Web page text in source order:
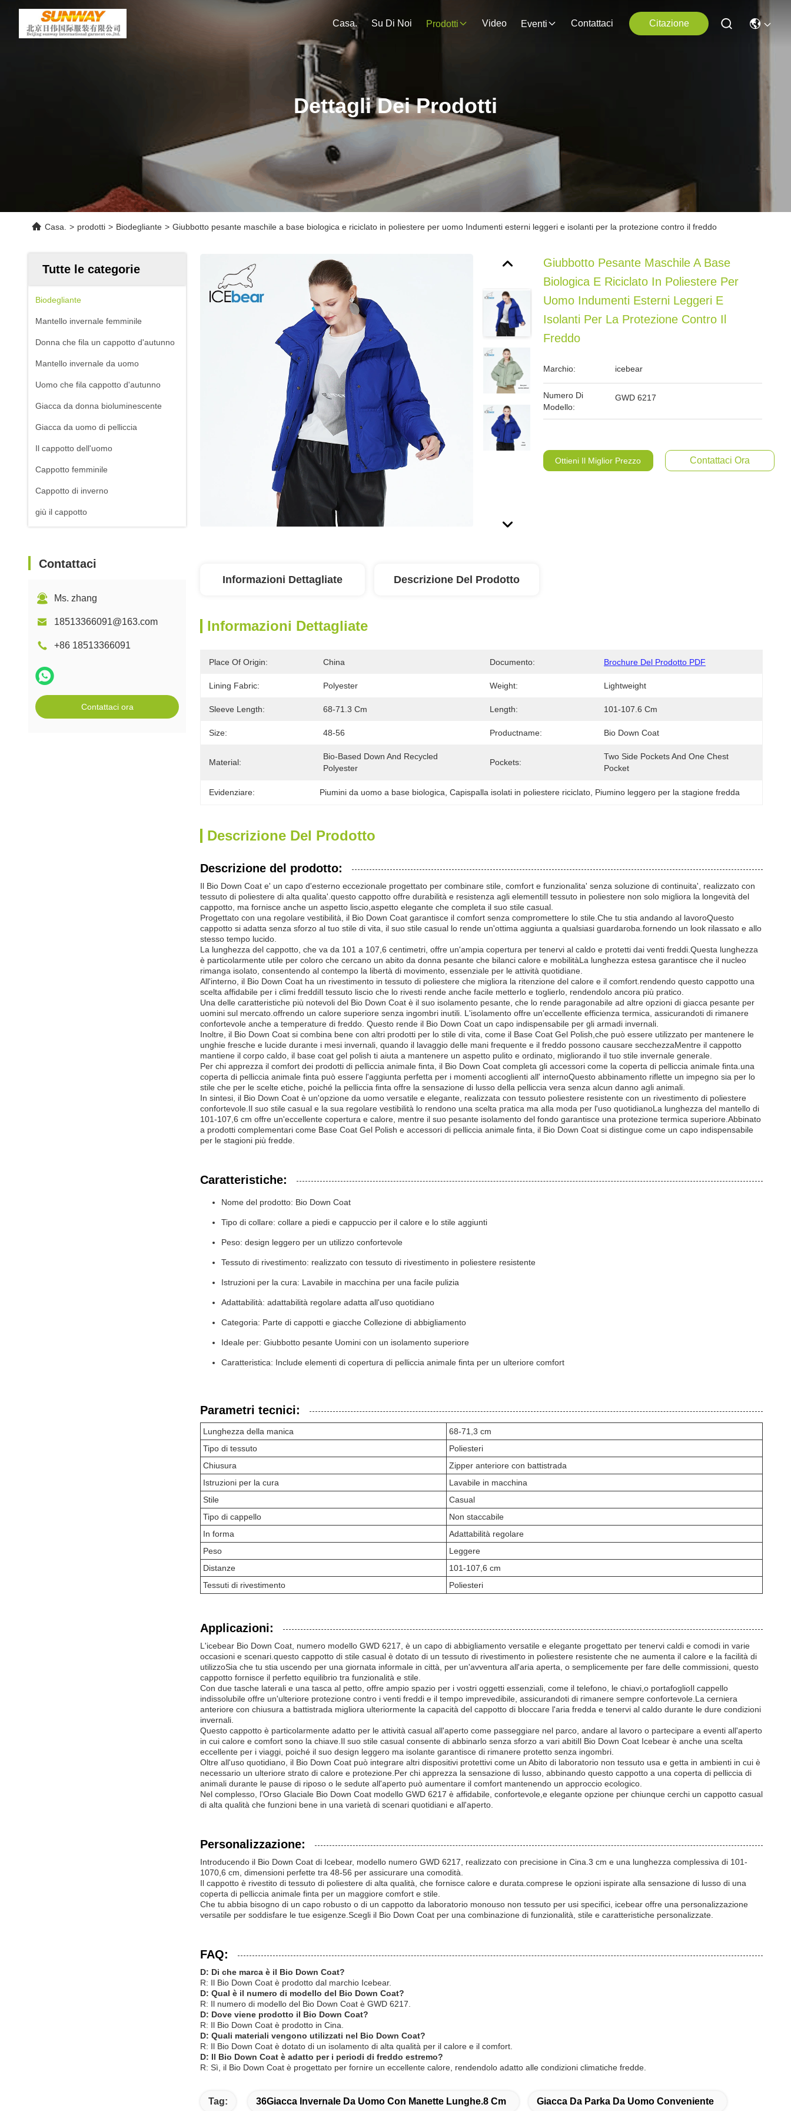
Casa. Su Di Noi Prodotti Video Eventi Contattaci Citazione
Dettagli Dei Prodotti
Casa. > prodotti > Biodegliante > Giubbotto pesante maschile a base biologica e riciclato in poliestere per uomo Indumenti esterni leggeri e isolanti per la protezione contro il freddo
Tutte le categorie
Biodegliante
Mantello invernale femminile
Donna che fila un cappotto d'autunno
Mantello invernale da uomo
Uomo che fila cappotto d'autunno
Giacca da donna bioluminescente
Giacca da uomo di pelliccia
Il cappotto dell'uomo
Cappotto femminile
Cappotto di inverno
giù il cappotto
Contattaci
Ms. zhang
18513366091@163.com
+86 18513366091
Contattaci ora
Giubbotto Pesante Maschile A Base
Biologica E Riciclato In Poliestere Per
Uomo Indumenti Esterni Leggeri E
Isolanti Per La Protezione Contro Il
Freddo
Marchio: icebear
Numero Di
Modello:
GWD 6217
Ottieni Il Miglior Prezzo Contattaci Ora
Informazioni Dettagliate Descrizione Del Prodotto
Informazioni Dettagliate
Place Of Origin: China Documento: Brochure Del Prodotto PDF
Lining Fabric: Polyester Weight: Lightweight
Sleeve Length: 68-71.3 Cm Length: 101-107.6 Cm
Size: 48-56 Productname: Bio Down Coat
Material:
Bio-Based Down And Recycled
Polyester
Pockets:
Two Side Pockets And One Chest
Pocket
Evidenziare: Piumini da uomo a base biologica , Capispalla isolati in poliestere riciclato Piumino leggero per la stagione fredda
Descrizione Del Prodotto
Descrizione del prodotto:
Il Bio Down Coat e' un capo d'esterno eccezionale progettato per combinare stile, comfort e funzionalita' senza soluzione di continuita', realizzato con
tessuto di poliestere di alta qualita'.questo cappotto offre durabilità e resistenza agli elementiIl tessuto in poliestere non solo migliora la longevità del
cappotto, ma fornisce anche un aspetto liscio,aspetto elegante che completa il suo stile casual.
Progettato con una regolare vestibilità, il Bio Down Coat garantisce il comfort senza compromettere lo stile.Che tu stia andando al lavoroQuesto
cappotto si adatta senza sforzo al tuo stile di vita, il suo stile casual lo rende un'ottima aggiunta a qualsiasi guardaroba.fornendo un look rilassato e allo
stesso tempo lucido.
La lunghezza del cappotto, che va da 101 a 107,6 centimetri, offre un'ampia copertura per tenervi al caldo e protetti dai venti freddi.Questa lunghezza
è particolarmente utile per coloro che cercano un abito da donna pesante che bilanci calore e mobilitàLa lunghezza estesa garantisce che il nucleo
rimanga isolato, consentendo al contempo la libertà di movimento, essenziale per le attività quotidiane.
All'interno, il Bio Down Coat ha un rivestimento in tessuto di poliestere che migliora la ritenzione del calore e il comfort.rendendo questo cappotto una
scelta affidabile per i climi freddiIl tessuto liscio che lo rivesti rende anche facile metterlo e toglierlo, rendendolo ancora più pratico.
Una delle caratteristiche più notevoli del Bio Down Coat è il suo isolamento pesante, che lo rende paragonabile ad altre opzioni di giacca pesante per
uomini sul mercato.offrendo un calore superiore senza ingombri inutili. L'isolamento offre un'eccellente efficienza termica, assicurandoti di rimanere
confortevole anche a temperature di freddo. Questo rende il Bio Down Coat un capo indispensabile per gli armadi invernali.
Inoltre, il Bio Down Coat si combina bene con altri prodotti per lo stile di vita, come il Base Coat Gel Polish,che può essere utilizzato per mantenere le
unghie fresche e lucide durante i mesi invernali, quando il lavaggio delle mani frequente e il freddo possono causare secchezzaMentre il cappotto
mantiene il corpo caldo, il base coat gel polish ti aiuta a mantenere un aspetto pulito e ordinato, migliorando il tuo stile invernale generale.
Per chi apprezza il comfort dei prodotti di pelliccia animale finta, il Bio Down Coat completa gli accessori come la coperta di pelliccia animale finta.una
coperta di pelliccia animale finta può essere l'aggiunta perfetta per i momenti accoglienti all' internoQuesto abbinamento riflette un impegno sia per lo
stile che per le scelte etiche, poiché la pelliccia finta offre la sensazione di lusso della pelliccia vera senza alcun danno agli animali.
In sintesi, il Bio Down Coat è un'opzione da uomo versatile e elegante, realizzata con tessuto poliestere resistente con un rivestimento di poliestere
confortevole.Il suo stile casual e la sua regolare vestibilità lo rendono una scelta pratica ma alla moda per l'uso quotidianoLa lunghezza del mantello di
101-107,6 cm offre un'eccellente copertura e calore, mentre il suo pesante isolamento del fondo garantisce una protezione termica superiore.Abbinato
a prodotti complementari come Base Coat Gel Polish e accessori di pelliccia animale finta, il Bio Down Coat si distingue come un capo indispensabile
per le stagioni più fredde.
Caratteristiche:
Nome del prodotto: Bio Down Coat
Tipo di collare: collare a piedi e cappuccio per il calore e lo stile aggiunti
Peso: design leggero per un utilizzo confortevole
Tessuto di rivestimento: realizzato con tessuto di rivestimento in poliestere resistente
Istruzioni per la cura: Lavabile in macchina per una facile pulizia
Adattabilità: adattabilità regolare adatta all'uso quotidiano
Categoria: Parte di cappotti e giacche Collezione di abbigliamento
Ideale per: Giubbotto pesante Uomini con un isolamento superiore
Caratteristica: Include elementi di copertura di pelliccia animale finta per un ulteriore comfort
Parametri tecnici:
Lunghezza della manica
68-71,3 cm
Tipo di tessuto
Poliesteri
Chiusura
Zipper anteriore con battistrada
Istruzioni per la cura
Lavabile in macchina
Stile
Casual
Tipo di cappello
Non staccabile
In forma
Adattabilità regolare
Peso
Leggere
Distanze
101-107,6 cm
Tessuti di rivestimento
Poliesteri
Applicazioni:
L'icebear Bio Down Coat, numero modello GWD 6217, è un capo di abbigliamento versatile e elegante progettato per tenervi caldi e comodi in varie
occasioni e scenari.questo cappotto di stile casual è dotato di un tessuto di rivestimento in poliestere resistente che ne aumenta il calore e la facilità di
utilizzoSia che tu stia uscendo per una giornata informale in città, per un'avventura all'aria aperta, o semplicemente per fare delle commissioni, questo
cappotto fornisce il perfetto equilibrio tra funzionalità e stile.
Con due tasche laterali e una tasca al petto, offre ampio spazio per i vostri oggetti essenziali, come il telefono, le chiavi,o portafoglioIl cappello
indissolubile offre un'ulteriore protezione contro i venti freddi e il tempo imprevedibile, assicurandoti di rimanere sempre confortevole.La cerniera
anteriore con chiusura a battistrada migliora ulteriormente la capacità del cappotto di bloccare l'aria fredda e tenervi al caldo durante le dure condizioni
invernali.
Questo cappotto è particolarmente adatto per le attività casual all'aperto come passeggiare nel parco, andare al lavoro o partecipare a eventi all'aperto
in cui calore e comfort sono la chiave.Il suo stile casual consente di abbinarlo senza sforzo a vari abitiIl Bio Down Coat Icebear è anche una scelta
eccellente per i viaggi, poiché il suo design leggero ma isolante garantisce di rimanere protetto senza ingombri.
Oltre all'uso quotidiano, il Bio Down Coat può integrare altri dispositivi protettivi come un Abito di laboratorio non tessuto usa e getta in ambienti in cui è
necessario un ulteriore strato di calore e protezione.Per chi apprezza la sensazione di lusso, abbinando questo cappotto a una coperta di pelliccia di
animali durante le pause di riposo o le sedute all'aperto può aumentare il comfort mantenendo un approccio ecologico.
Nel complesso, l'Orso Glaciale Bio Down Coat modello GWD 6217 è affidabile, confortevole,e elegante opzione per chiunque cerchi un cappotto casual
di alta qualità che funzioni bene in una varietà di scenari quotidiani e all'aperto.
Personalizzazione:
Introducendo il Bio Down Coat di Icebear, modello numero GWD 6217, realizzato con precisione in Cina.3 cm e una lunghezza complessiva di 101-
1070,6 cm, dimensioni perfette tra 48-56 per assicurare una comodità.
Il cappotto è rivestito di tessuto di poliestere di alta qualità, che fornisce calore e durata.comprese le opzioni ispirate alla sensazione di lusso di una
coperta di pelliccia animale finta per un maggiore comfort e stile.
Che tu abbia bisogno di un capo robusto o di un cappotto da laboratorio monouso non tessuto per usi specifici, icebear offre una personalizzazione
versatile per soddisfare le tue esigenze.Scegli il Bio Down Coat per una combinazione di funzionalità, stile e caratteristiche personalizzate.
FAQ:
D: Di che marca è il Bio Down Coat?
R: Il Bio Down Coat è prodotto dal marchio Icebear.
D: Qual è il numero di modello del Bio Down Coat?
R: Il numero di modello del Bio Down Coat è GWD 6217.
D: Dove viene prodotto il Bio Down Coat?
R: Il Bio Down Coat è prodotto in Cina.
D: Quali materiali vengono utilizzati nel Bio Down Coat?
R: Il Bio Down Coat è dotato di un isolamento di alta qualità per il calore e il comfort.
D: Il Bio Down Coat è adatto per i periodi di freddo estremo?
R: Sì, il Bio Down Coat è progettato per fornire un eccellente calore, rendendolo adatto alle condizioni climatiche fredde.
Tag: 36Giacca Invernale Da Uomo Con Manette Lunghe.8 Cm Giacca Da Parka Da Uomo Conveniente